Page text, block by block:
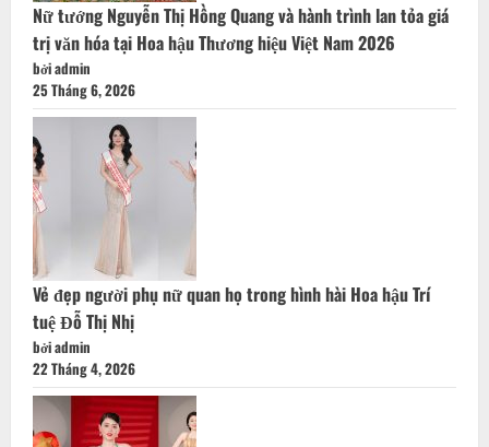
Nữ tướng Nguyễn Thị Hồng Quang và hành trình lan tỏa giá
trị văn hóa tại Hoa hậu Thương hiệu Việt Nam 2026
bởi admin
25 Tháng 6, 2026
Vẻ đẹp người phụ nữ quan họ trong hình hài Hoa hậu Trí
tuệ Đỗ Thị Nhị
bởi admin
22 Tháng 4, 2026